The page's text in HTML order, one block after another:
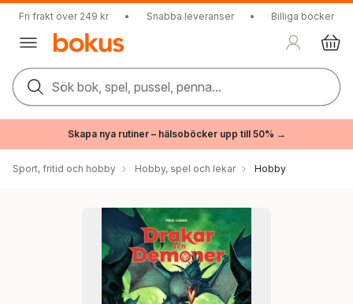
Fri frakt över 249 kr • Snabba leveranser • Billiga böcker
Sök bok, spel, pussel, penna...
Skapa nya rutiner – hälsoböcker upp till 50% →
Sport, fritid och hobby Hobby, spel och lekar Hobby